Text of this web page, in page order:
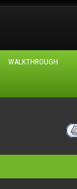
WALKTHROUGH